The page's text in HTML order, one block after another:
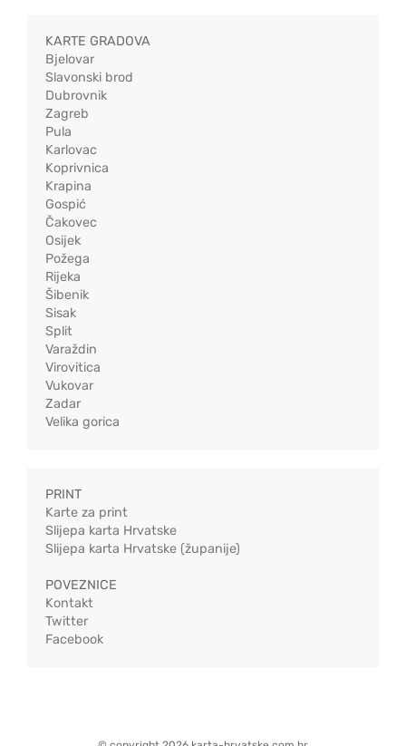
KARTE GRADOVA
Bjelovar
Slavonski brod
Dubrovnik
Zagreb
Pula
Karlovac
Koprivnica
Krapina
Gospić
Čakovec
Osijek
Požega
Rijeka
Šibenik
Sisak
Split
Varaždin
Virovitica
Vukovar
Zadar
Velika gorica
PRINT
Karte za print
Slijepa karta Hrvatske
Slijepa karta Hrvatske (županije)
POVEZNICE
Kontakt
Twitter
Facebook